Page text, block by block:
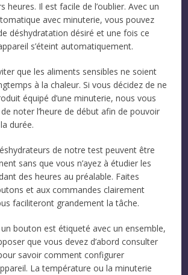
heures. Il est facile de l’oublier. Avec un
avec minuterie, vous pouvez
déshydratation désiré et une fois ce
s’éteint automatiquement.
que les aliments sensibles ne soient
à la chaleur. Si vous décidez de ne
équipé d’une minuterie, nous vous
noter l’heure de début afin de pouvoir
durée.
de notre test peuvent être
sans que vous n’ayez à étudier les
des heures au préalable. Faites
et aux commandes clairement
faciliteront grandement la tâche.
bouton est étiqueté avec un ensemble,
que vous devez d’abord consulter
savoir comment configurer
La température ou la minuterie